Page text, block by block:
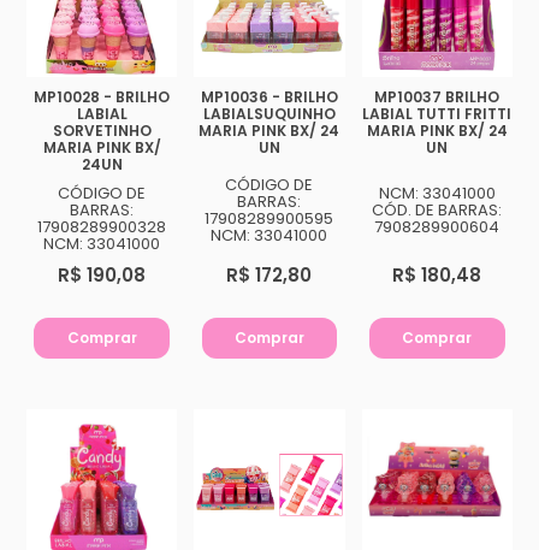
MP10028 - BRILHO
LABIAL
SORVETINHO
MARIA PINK BX/
24UN
CÓDIGO DE
BARRAS:
17908289900328
NCM: 33041000
R$ 190,08
Comprar
MP10036 - BRILHO
LABIALSUQUINHO
MARIA PINK BX/ 24
UN
CÓDIGO DE
BARRAS:
17908289900595
NCM: 33041000
R$ 172,80
Comprar
MP10037 BRILHO
LABIAL TUTTI FRITTI
MARIA PINK BX/ 24
UN
NCM: 33041000
CÓD. DE BARRAS:
7908289900604
R$ 180,48
Comprar